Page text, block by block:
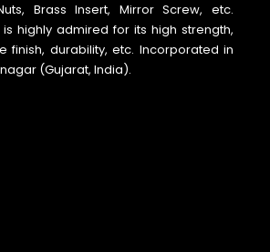
Brass Insert, Mirror Screw, etc.
highly admired for its high strength,
finish, durability, etc. Incorporated in
(Gujarat, India).